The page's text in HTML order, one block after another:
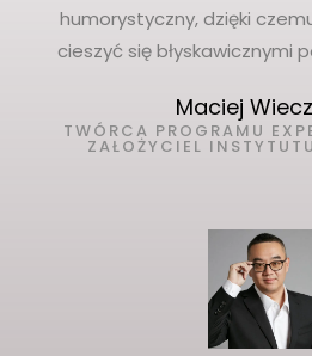
humorystyczny, dzięki
cieszyć się błyskawicznymi
Maciej
TWÓRCA PROGRAMU
ZAŁOŻYCIEL